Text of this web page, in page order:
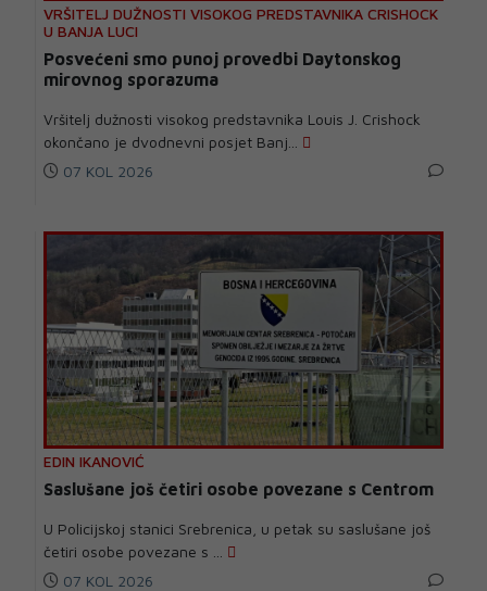
VRŠITELJ DUŽNOSTI VISOKOG PREDSTAVNIKA CRISHOCK
U BANJA LUCI
Posvećeni smo punoj provedbi Daytonskog
mirovnog sporazuma
Vršitelj dužnosti visokog predstavnika Louis J. Crishock
okončano je dvodnevni posjet Banj...
07 KOL 2026
EDIN IKANOVIĆ
Saslušane još četiri osobe povezane s Centrom
U Policijskoj stanici Srebrenica, u petak su saslušane još
četiri osobe povezane s ...
07 KOL 2026